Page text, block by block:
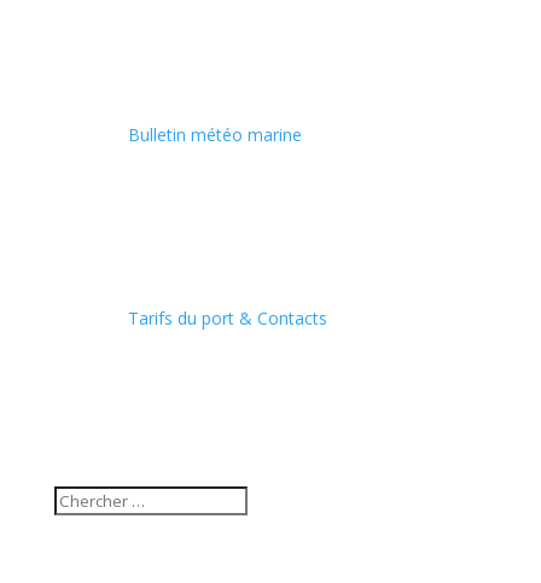
Bulletin météo marine
Tarifs du port & Contacts